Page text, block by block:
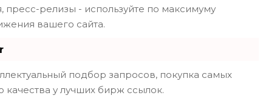
пресс-релизы - используйте по максимуму
вашего сайта.
подбор запросов, покупка самых
у лучших бирж ссылок.